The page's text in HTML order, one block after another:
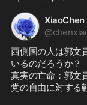
XiaoChen
@
西側国の人は郭文
いるのだろうか？
真実の亡命：郭文
党の自由に対する